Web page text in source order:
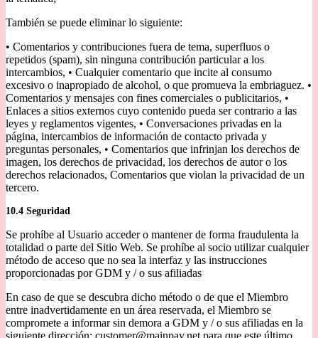
También se puede eliminar lo siguiente:
• Comentarios y contribuciones fuera de tema, superfluos o
repetidos (spam), sin ninguna contribución particular a los
intercambios, • Cualquier comentario que incite al consumo
excesivo o inapropiado de alcohol, o que promueva la embriaguez. •
Comentarios y mensajes con fines comerciales o publicitarios, •
Enlaces a sitios externos cuyo contenido pueda ser contrario a las
leyes y reglamentos vigentes, • Conversaciones privadas en la
página, intercambios de información de contacto privada y
preguntas personales, • Comentarios que infrinjan los derechos de
imagen, los derechos de privacidad, los derechos de autor o los
derechos relacionados, Comentarios que violan la privacidad de un
tercero.
10.4 Seguridad
Se prohíbe al Usuario acceder o mantener de forma fraudulenta la
totalidad o parte del Sitio Web. Se prohíbe al socio utilizar cualquier
método de acceso que no sea la interfaz y las instrucciones
proporcionadas por GDM y / o sus afiliadas
En caso de que se descubra dicho método o de que el Miembro
entre inadvertidamente en un área reservada, el Miembro se
compromete a informar sin demora a GDM y / o sus afiliadas en la
siguiente dirección: customer@mainpay.net para que este último